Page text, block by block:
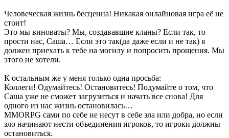
Человеческая жизнь бесценна! Никакая онлайновая игра её не
стоит!
Это мы виноваты? Мы, создававшие кланы? Если так, то
прости нас, Саша… Если это так(да даже если и не так) я
должен приехать к тебе на могилу и попросить прощения. Мы
этого не хотели.
К остальным же у меня только одна просьба:
Коллеги! Одумайтесь! Остановитесь! Подумайте о том, что
Саша уже не сможет загрузиться и начать все снова! Для
одного из нас жизнь остановилась…
MMORPG сами по себе не несут в себе зла или добра, но если
зло начинают нести объединения игроков, то игроки должны
остановиться.